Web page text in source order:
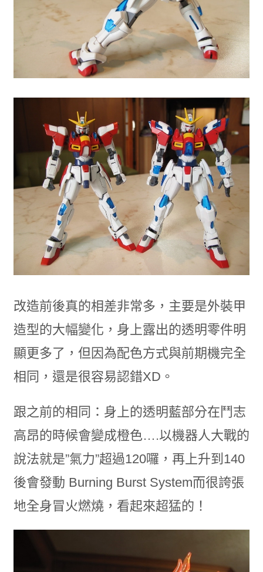
改造前後真的相差非常多，主要是外裝甲
造型的大幅變化，身上露出的透明零件明
顯更多了，但因為配色方式與前期機完全
相同，還是很容易認錯XD。
跟之前的相同：身上的透明藍部分在鬥志
高昂的時候會變成橙色….以機器人大戰的
說法就是”氣力”超過120囉，再上升到140
後會發動 Burning Burst System而很誇張
地全身冒火燃燒，看起來超猛的！